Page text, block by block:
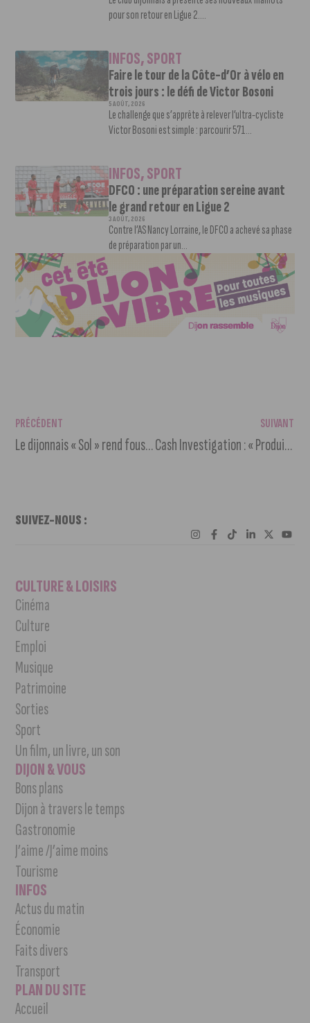
pour son retour en Ligue 2....
INFOS,SPORT
Faire le tour de la Côte-d’Or à vélo en
trois jours : le défi de Victor Bosoni
5 AOÛT, 2026
Le challenge que s’apprête à relever l’ultra-cycliste
Victor Bosoni est simple : parcourir 571...
INFOS,SPORT
DFCO : une préparation sereine avant
le grand retour en Ligue 2
3 AOÛT, 2026
Contre l’AS Nancy Lorraine, le DFCO a achevé sa phase
de préparation par un...
PRÉCÉDENT
Le dijonnais « Sol » rend fous les coachs de The Voice
SUIVANT
Cash Investigation : « Produits chimiques, nos enfants en danger »
SUIVEZ-NOUS :
CULTURE & LOISIRS
Cinéma
Culture
Emploi
Musique
Patrimoine
Sorties
Sport
Un film, un livre, un son
DIJON & VOUS
Bons plans
Dijon à travers le temps
Gastronomie
J’aime /J’aime moins
Tourisme
INFOS
Actus du matin
Économie
Faits divers
Transport
PLAN DU SITE
Accueil